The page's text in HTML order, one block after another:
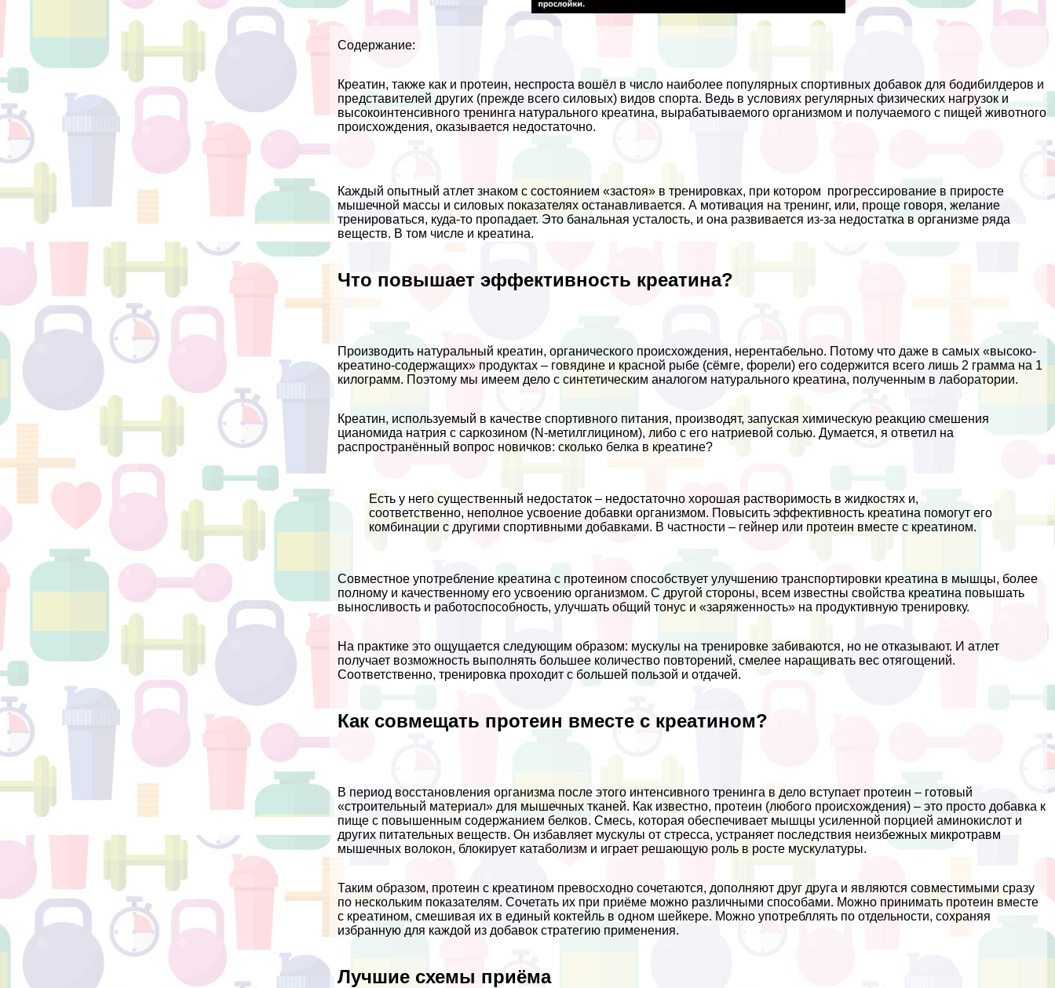
Содержание:
Креатин, также как и протеин, неспроста вошёл в число наиболее популярных спортивных добавок для бодибилдеров и
представителей других (прежде всего силовых) видов спорта. Ведь в условиях регулярных физических нагрузок и
высокоинтенсивного тренинга натурального креатина, выpaбатываемого организмом и получаемого с пищей животного
происхождения, оказывается недостаточно.
Каждый опытный атлет знаком с состоянием «застоя» в тренировках, при котором прогрессирование в приросте
мышечной массы и силовых показателях останавливается. А мотивация на тренинг, или, проще говоря, желание
тренироваться, куда-то пропадает. Это бaнaльная усталость, и она развивается из-за недостатка в организме ряда
веществ. В том числе и креатина.
Что повышает эффективность креатина?
Производить натуральный креатин, органического происхождения, нерентабельно. Потому что даже в самых «высоко-
креатино-содержащих» продуктах – говядине и красной рыбе (сёмге, форели) его содержится всего лишь 2 грамма на 1
килограмм. Поэтому мы имеем дело с синтетическим аналогом натурального креатина, полученным в лаборатории.
Креатин, используемый в качестве спортивного питания, производят, запуская химическую реакцию смешения
цианомида натрия с саркозином (N-метилглицином), либо с его натриевой солью. Думается, я ответил на
распространённый вопрос новичков: сколько белка в креатине?
Есть у него существенный недостаток – недостаточно хорошая растворимость в жидкостях и,
соответственно, неполное усвоение добавки организмом. Повысить эффективность креатина помогут его
комбинации с другими спортивными добавками. В частности – гeйнер или протеин вместе с креатином.
Совместное употрeбление креатина с протеином способствует улучшению трaнcпортировки креатина в мышцы, более
полному и качественному его усвоению организмом. С другой стороны, всем известны свойства креатина повышать
выносливость и работоспособность, улучшать общий тонус и «заряженность» на продуктивную тренировку.
На пpaктике это ощущается следующим образом: мускулы на тренировке забиваются, но не отказывают. И атлет
получает возможность выполнять большее количество повторений, смелее наращивать вес отягощений.
Соответственно, тренировка проходит с большей пользой и отдачей.
Как совмещать протеин вместе с креатином?
В период восстановления организма после этого интенсивного тренинга в дело вступает протеин – готовый
«строительный материал» для мышечных тканей. Как известно, протеин (любого происхождения) – это просто добавка к
пище с повышенным содержанием белков. Смесь, которая обеспечивает мышцы усиленной порцией аминокислот и
других питательных веществ. Он избавляет мускулы от стресса, устраняет последствия неизбежных микротравм
мышечных волокон, блокирует катаболизм и играет решающую роль в росте мускулатуры.
Таким образом, протеин с креатином превосходно сочетаются, дополняют друг друга и являются совместимыми сразу
по нескольким показателям. Сочетать их при приёме можно различными способами. Можно принимать протеин вместе
с креатином, смешивая их в единый коктейль в одном шейкере. Можно употрeбллять по отдельности, сохраняя
избранную для каждой из добавок стратегию применения.
Лучшие схемы приёма